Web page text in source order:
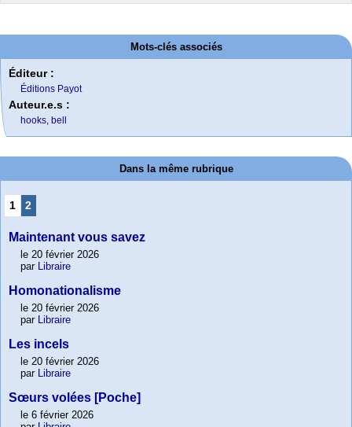
Mots-clés associés
Éditeur :
Éditions Payot
Auteur.e.s :
hooks, bell
Dans la même rubrique
1 2
Maintenant vous savez
le 20 février 2026
par Libraire
Homonationalisme
le 20 février 2026
par Libraire
Les incels
le 20 février 2026
par Libraire
Sœurs volées [Poche]
le 6 février 2026